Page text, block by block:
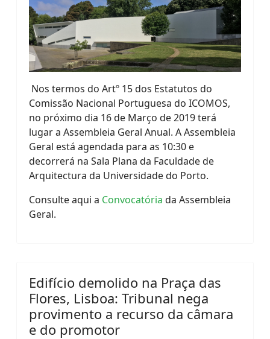
Nos termos do Artº 15 dos Estatutos do
Comissão Nacional Portuguesa do ICOMOS,
no próximo dia 16 de Março de 2019 terá
lugar a Assembleia Geral Anual. A Assembleia
Geral está agendada para as 10:30 e
decorrerá na Sala Plana da Faculdade de
Arquitectura da Universidade do Porto.
Consulte aqui a Convocatória da Assembleia
Geral.
Edifício demolido na Praça das
Flores, Lisboa: Tribunal nega
provimento a recurso da câmara
e do promotor